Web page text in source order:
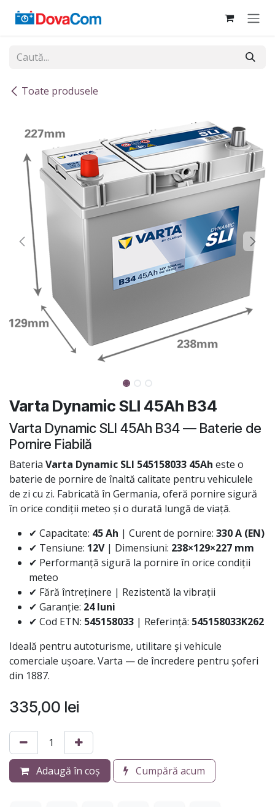
Toate produsele
Varta Dynamic SLI 45Ah B34
Varta Dynamic SLI 45Ah B34 — Baterie de
Pornire Fiabilă
Bateria Varta Dynamic SLI 545158033 45Ah este o
baterie de pornire de înaltă calitate pentru vehiculele
de zi cu zi. Fabricată în Germania, oferă pornire sigură
în orice condiții meteo și o durată lungă de viață.
✔ Capacitate: 45 Ah | Curent de pornire: 330 A (EN)
✔ Tensiune: 12V| Dimensiuni: 238×129×227 mm
✔ Performanță sigură la pornire în orice condiții
meteo
✔ Fără întreținere | Rezistentă la vibrații
✔ Garanție: 24 luni
✔ Cod ETN: 545158033 | Referință: 545158033K262
Ideală pentru autoturisme, utilitare și vehicule
comerciale ușoare. Varta — de încredere pentru șoferi
din 1887.
335,00 lei
Adaugă în coș Cumpără acum